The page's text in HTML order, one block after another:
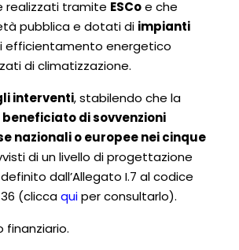
realizzati tramite ESCoe che
pubblica e dotati di impianti
efficientamento energetico
di climatizzazione.
interventi, stabilendo che la
di sovvenzioni
nazionali o europee nei cinque
di un livello di progettazione
dall’Allegato I.7 al codice
(cliccaquiper consultarlo).
finanziario.